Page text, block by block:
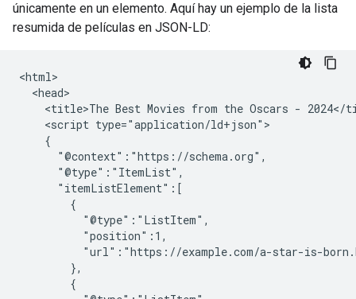
únicamente en un elemento. Aquí hay un ejemplo de la lista
resumida de películas en JSON-LD:
<html>
  <head>
<title>The Best Movies from the Oscars - 2024</
    <script type="application/ld+json">
    {
      "@context":"https://schema.org",
      "@type":"ItemList",
      "itemListElement":[
        {
          "@type":"ListItem",
          "position":1,
"url":"https://example.com/a-star-is-
        },
        {